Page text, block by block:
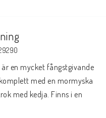
en mycket fångstgivande
med en mormyska
med kedja. Finns i en